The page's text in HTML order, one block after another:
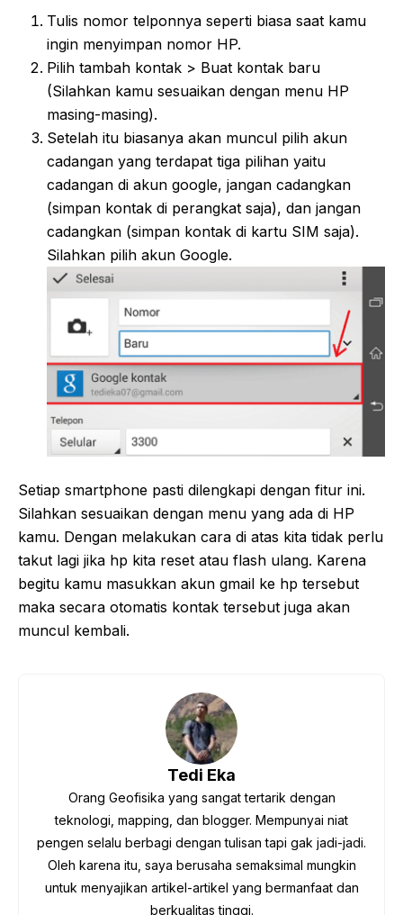
Tulis nomor telponnya seperti biasa saat kamu
ingin menyimpan nomor HP.
Pilih tambah kontak > Buat kontak baru
(Silahkan kamu sesuaikan dengan menu HP
masing-masing).
Setelah itu biasanya akan muncul pilih akun
cadangan yang terdapat tiga pilihan yaitu
cadangan di akun google, jangan cadangkan
(simpan kontak di perangkat saja), dan jangan
cadangkan (simpan kontak di kartu SIM saja).
Silahkan pilih akun Google.
Setiap smartphone pasti dilengkapi dengan fitur ini.
Silahkan sesuaikan dengan menu yang ada di HP
kamu. Dengan melakukan cara di atas kita tidak perlu
takut lagi jika hp kita reset atau flash ulang. Karena
begitu kamu masukkan akun gmail ke hp tersebut
maka secara otomatis kontak tersebut juga akan
muncul kembali.
Tedi Eka
Orang Geofisika yang sangat tertarik dengan
teknologi, mapping, dan blogger. Mempunyai niat
pengen selalu berbagi dengan tulisan tapi gak jadi-jadi.
Oleh karena itu, saya berusaha semaksimal mungkin
untuk menyajikan artikel-artikel yang bermanfaat dan
berkualitas tinggi.